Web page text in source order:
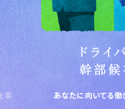
方をおススメ